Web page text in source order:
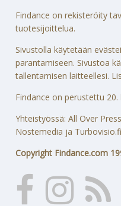
Findance on rekisteröity
tuotesijoittelua.
Sivustolla käytetään
parantamiseen. Sivustoa
tallentamisen laitteellesi.
Findance on perustettu
Yhteistyössä: All Over
Nostemedia ja
Copyright Findance.com